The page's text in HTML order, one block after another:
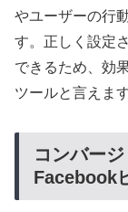
やユーザーの行
す。正しく設定
できるため、効
ツールと言えます
コンバー
Facebook